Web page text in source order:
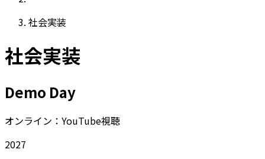
社会実装
社会実装
Demo Day
オンライン：YouTube視聴
2027